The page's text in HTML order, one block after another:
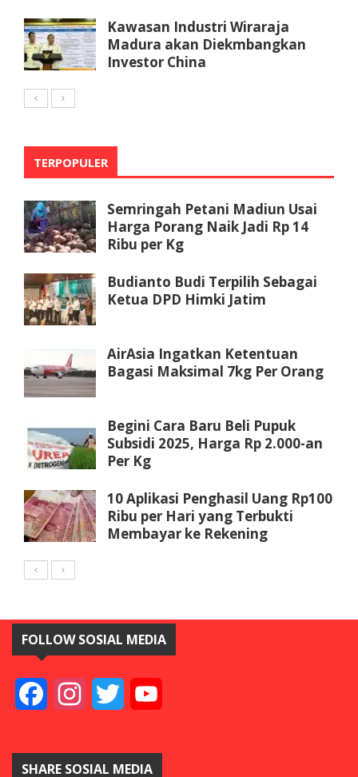
Kawasan Industri Wiraraja
Madura akan Diekmbangkan
Investor China
TERPOPULER
Semringah Petani Madiun Usai
Harga Porang Naik Jadi Rp 14
Ribu per Kg
Budianto Budi Terpilih Sebagai
Ketua DPD Himki Jatim
AirAsia Ingatkan Ketentuan
Bagasi Maksimal 7kg Per Orang
Begini Cara Baru Beli Pupuk
Subsidi 2025, Harga Rp 2.000-an
Per Kg
10 Aplikasi Penghasil Uang Rp100
Ribu per Hari yang Terbukti
Membayar ke Rekening
FOLLOW SOSIAL MEDIA
FacebookInstagramTwitter
SHARE SOSIAL MEDIA